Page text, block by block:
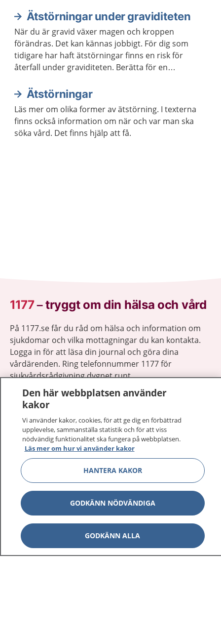
Aktuella artiklar
Ätstörningar under graviditeten
När du är gravid växer magen och kroppen
förändras. Det kan kännas jobbigt. För dig som
tidigare har haft ätstörningar finns en risk för
återfall under graviditeten. Berätta för en
under graviditeten.
Ätstörningar
Läs mer om olika former av ätstörning. I texterna
finns också information om när och var man ska
söka vård. Det finns hjälp att få.
1177–tryggt om din hälsa och vård
På 1177.se får du råd om hälsa och information om
sjukdomar och vilka mottagningar du kan kontakta.
Logga in för att läsa din journal och göra dina
vårdärenden. Ring telefonnummer 1177 för
sjukvårdsrådgivning dygnet runt.
1177 ger dig råd när du vill må bättre.
1177 på flera språk
Om 1177 Visa
Kontakt Visa
Behandling av personuppgifter
Den här webbplatsen använder
kakor
Vi använder kakor, cookies, för att ge dig en förbättrad
upplevelse, sammanställa statistik och för att viss
nödvändig funktionalitet ska fungera på webbplatsen.
Läs mer om hur vi använder kakor
HANTERA KAKOR
GODKÄNN NÖDVÄNDIGA
GODKÄNN ALLA